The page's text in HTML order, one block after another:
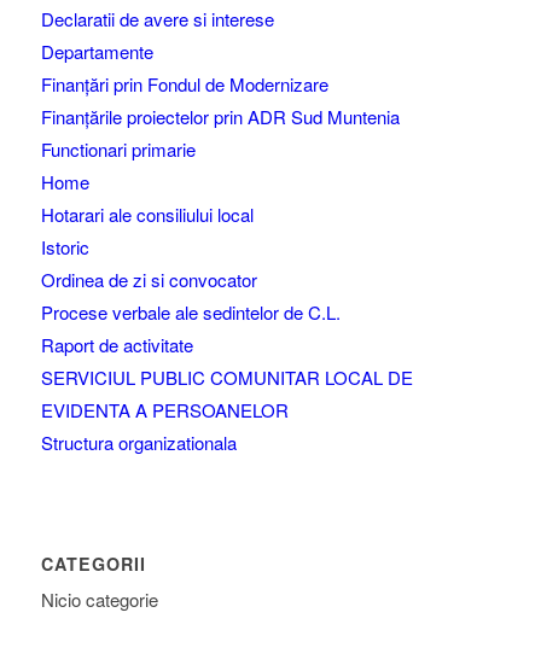
Declaratii de avere si interese
Departamente
Finanțări prin Fondul de Modernizare
Finanțările proiectelor prin ADR Sud Muntenia
Functionari primarie
Home
Hotarari ale consiliului local
Istoric
Ordinea de zi si convocator
Procese verbale ale sedintelor de C.L.
Raport de activitate
SERVICIUL PUBLIC COMUNITAR LOCAL DE
EVIDENTA A PERSOANELOR
Structura organizationala
CATEGORII
Nicio categorie